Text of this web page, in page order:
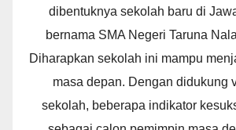
dibentuknya sekolah baru di
bernama SMA Negeri Taruna
Diharapkan sekolah ini mampu
masa depan. Dengan didukung
sekolah, beberapa indikator